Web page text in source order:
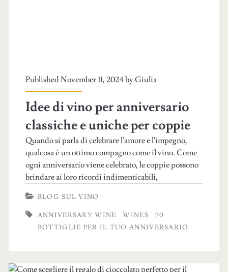
Published November 11, 2024 byGiulia
Idee di vino per anniversario
classiche e uniche per coppie
Quando si parla di celebrare l'amore e l'impegno,
qualcosa è un ottimo compagno come il vino. Come
ogni anniversario viene celebrato, le coppie possono
brindare ai loro ricordi indimenticabili,
BLOG SUL VINO
ANNIVERSARY WINE WINES
70
BOTTIGLIE PER IL TUO ANNIVERSARIO